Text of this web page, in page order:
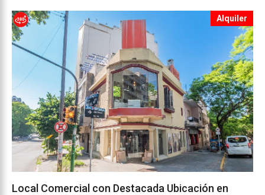
Alquiler
Local Comercial con Destacada Ubicación en